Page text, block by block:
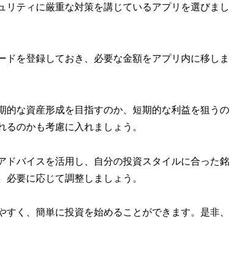
ティに厳重な対策を講じているアプリを選びまし
を登録しておき、必要な金額をアプリ内に移しま
的な資産形成を目指すのか、短期的な利益を狙うの
のかも考慮に入れましょう。
バイスを活用し、自分の投資スタイルに合った銘
要に応じて調整しましょう。
く、簡単に投資を始めることができます。是非、